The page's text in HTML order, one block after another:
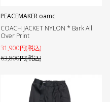
PEACEMAKER oamc
COACH JACKET NYLON * Bark All
Over Print
31,900円(税込)
63,800円(税込)